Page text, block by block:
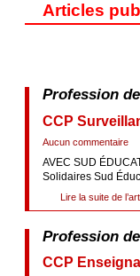
Articles
Profession
CCP
Aucun commentaire
AVEC SUD
Solidaires Sud
Lire la suite de
Profession
CCP